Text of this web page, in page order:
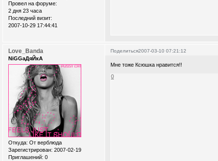
Провел на форуме:
2 дня 23 часа
Последний визит:
2007-10-29 17:44:41
Поделиться2007-03-10 07:21:12
Love_Banda
NiGGaДяЙкА
Откуда: От верблюда
Зарегистрирован: 2007-02-19
Приглашений: 0
Мне тоже Ксюшка нравится!!
0